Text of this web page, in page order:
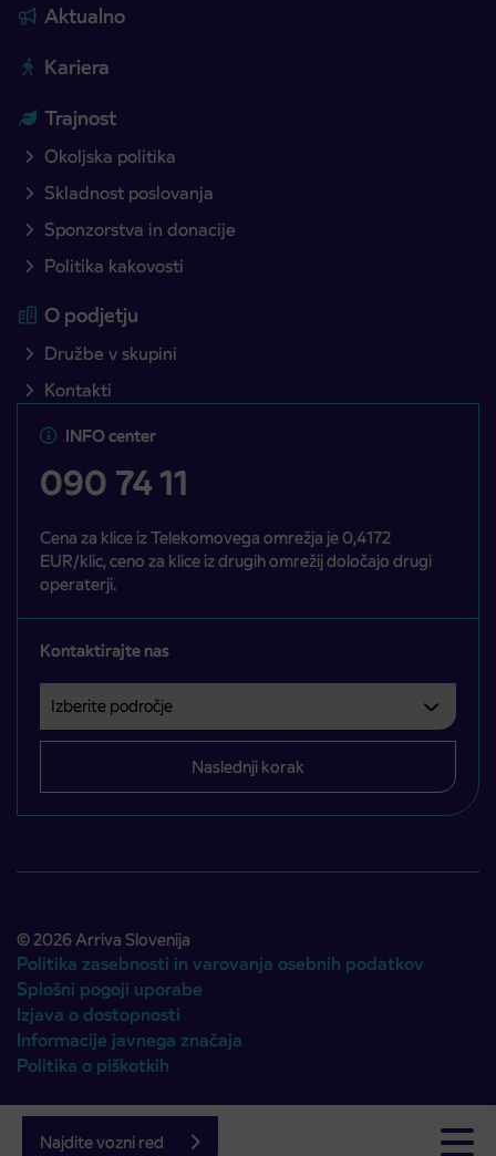
Najdite vozni red
Aktualno
Kariera
Trajnost
Okoljska politika
Skladnost poslovanja
Sponzorstva in donacije
Politika kakovosti
O podjetju
Družbe v skupini
Kontakti
INFO center
090 74 11
Cena za klice iz Telekomovega omrežja je 0,4172
EUR/klic, ceno za klice iz drugih omrežij določajo drugi
operaterji.
Kontaktirajte nas
Izberite področje
Področje je obvezno izbrati.
Naslednji korak
© 2026 Arriva Slovenija
Politika zasebnosti in varovanja osebnih podatkov
Splošni pogoji uporabe
Izjava o dostopnosti
Informacije javnega značaja
Politika o piškotkih
Avtorji:Emigma